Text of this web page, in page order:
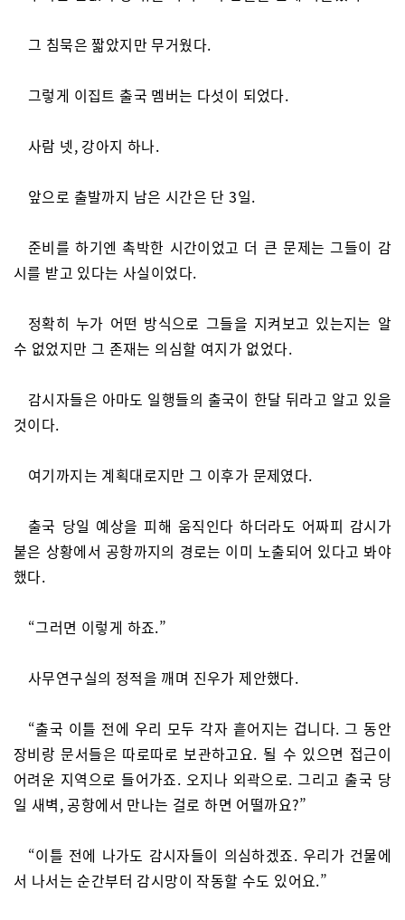
그 침묵은 짧았지만 무거웠다.
그렇게 이집트 출국 멤버는 다섯이 되었다.
사람 넷, 강아지 하나.
앞으로 출발까지 남은 시간은 단 3일.
준비를 하기엔 촉박한 시간이었고 더 큰 문제는 그들이 감
시를 받고 있다는 사실이었다.
정확히 누가 어떤 방식으로 그들을 지켜보고 있는지는 알
수 없었지만 그 존재는 의심할 여지가 없었다.
감시자들은 아마도 일행들의 출국이 한달 뒤라고 알고 있을
것이다.
여기까지는 계획대로지만 그 이후가 문제였다.
출국 당일 예상을 피해 움직인다 하더라도 어짜피 감시가
붙은 상황에서 공항까지의 경로는 이미 노출되어 있다고 봐야
했다.
“그러면 이렇게 하죠.”
사무연구실의 정적을 깨며 진우가 제안했다.
“출국 이틀 전에 우리 모두 각자 흩어지는 겁니다. 그 동안
장비랑 문서들은 따로따로 보관하고요. 될 수 있으면 접근이
어려운 지역으로 들어가죠. 오지나 외곽으로. 그리고 출국 당
일 새벽, 공항에서 만나는 걸로 하면 어떨까요?”
“이틀 전에 나가도 감시자들이 의심하겠죠. 우리가 건물에
서 나서는 순간부터 감시망이 작동할 수도 있어요.”